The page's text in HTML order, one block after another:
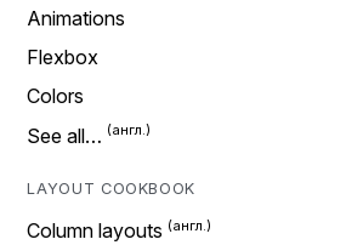
Animations
Flexbox
Colors
See all…
LAYOUT COOKBOOK
Column layouts